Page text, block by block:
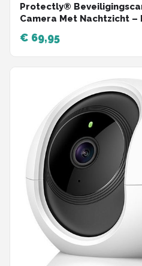
Protectly®
Camera Met Nachtzicht
Security camera - 3K HD
Incl. 64GB SD - Zwart
€ 69,95